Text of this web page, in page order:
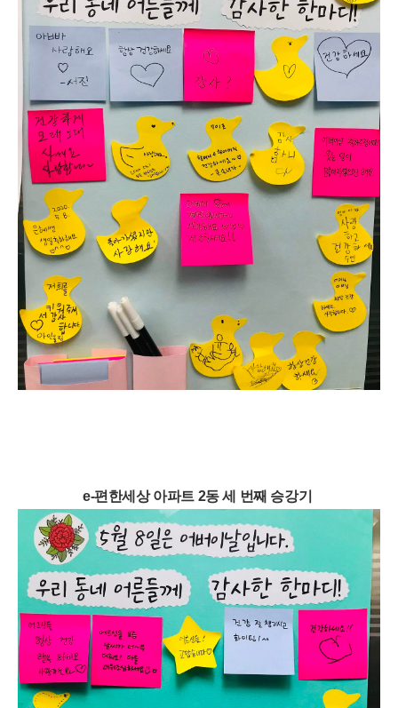
e-편한세상 아파트 2동 세 번째 승강기